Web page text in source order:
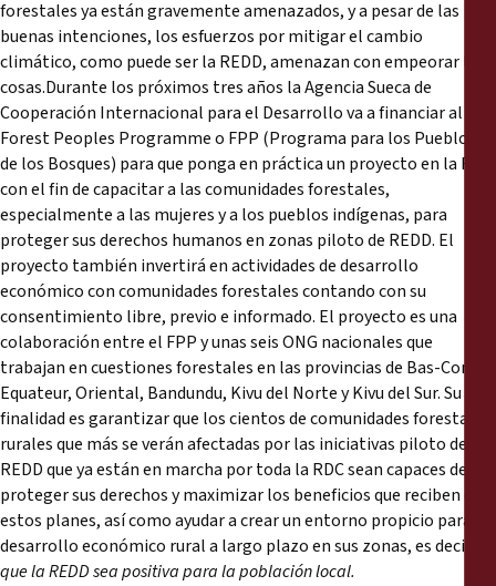
forestales ya están gravemente amenazados, y a pesar de las
buenas intenciones, los esfuerzos por mitigar el cambio
climático, como puede ser la REDD, amenazan con empeorar las
cosas.Durante los próximos tres años la Agencia Sueca de
Cooperación Internacional para el Desarrollo va a financiar al
Forest Peoples Programme o FPP (Programa para los Pueblos
de los Bosques) para que ponga en práctica un proyecto en la RDC
con el fin de capacitar a las comunidades forestales,
especialmente a las mujeres y a los pueblos indígenas, para
proteger sus derechos humanos en zonas piloto de REDD. El
proyecto también invertirá en actividades de desarrollo
económico con comunidades forestales contando con su
consentimiento libre, previo e informado. El proyecto es una
colaboración entre el FPP y unas seis ONG nacionales que
trabajan en cuestiones forestales en las provincias de Bas-Congo,
Equateur, Oriental, Bandundu, Kivu del Norte y Kivu del Sur. Su
finalidad es garantizar que los cientos de comunidades forestales
rurales que más se verán afectadas por las iniciativas piloto de
REDD que ya están en marcha por toda la RDC sean capaces de
proteger sus derechos y maximizar los beneficios que reciben de
estos planes, así como ayudar a crear un entorno propicio para el
desarrollo económico rural a largo plazo en sus zonas, es decir,
que la REDD sea positiva para la población local.